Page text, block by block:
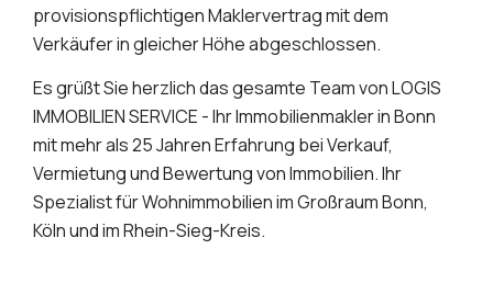
provisionspflichtigen Maklervertrag mit dem
Verkäufer in gleicher Höhe abgeschlossen.
Es grüßt Sie herzlich das gesamte Team von LOGIS
IMMOBILIEN SERVICE - Ihr Immobilienmakler in Bonn
mit mehr als 25 Jahren Erfahrung bei Verkauf,
Vermietung und Bewertung von Immobilien. Ihr
Spezialist für Wohnimmobilien im Großraum Bonn,
Köln und im Rhein-Sieg-Kreis.